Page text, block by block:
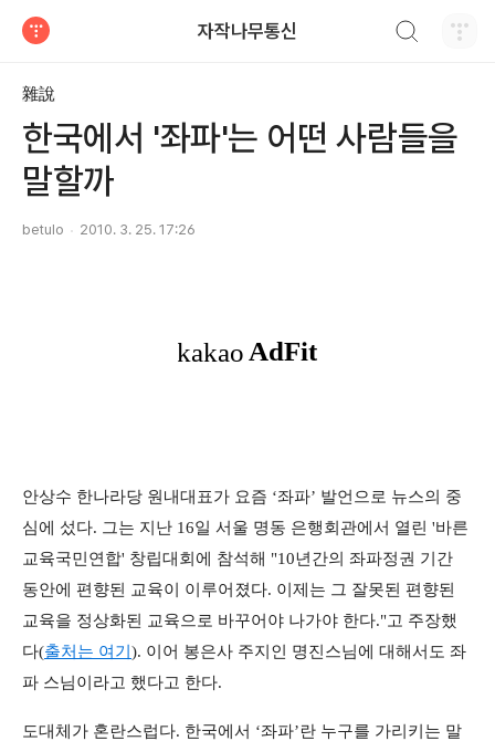
자작나무통신
雜說
한국에서 '좌파'는 어떤 사람들을
말할까
betulo 2010. 3. 25. 17:26
안상수 한나라당 원내대표가 요즘 ‘좌파’ 발언으로 뉴스의 중
심에 섰다. 그는 지난 16일 서울 명동 은행회관에서 열린 '바른
교육국민연합' 창립대회에 참석해 "10년간의 좌파정권 기간
동안에 편향된 교육이 이루어졌다. 이제는 그 잘못된 편향된
교육을 정상화된 교육으로 바꾸어야 나가야 한다."고 주장했
다(출처는 여기 ). 이어 봉은사 주지인 명진스님에 대해서도 좌
파 스님이라고 했다고 한다.
도대체가 혼란스럽다. 한국에서 ‘좌파’란 누구를 가리키는 말